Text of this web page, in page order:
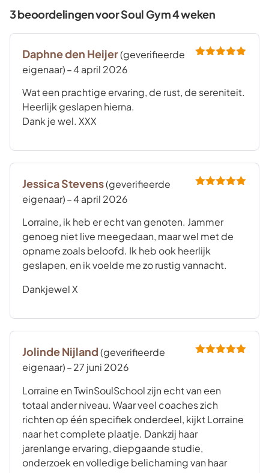
3 beoordelingen voorSoul Gym 4 weken
Daphne den Heijer(geverifieerde
eigenaar)–4 april 2026
Wat een prachtige ervaring, de rust, de sereniteit.
Heerlijk geslapen hierna.
Dank je wel. XXX
Jessica Stevens(geverifieerde
eigenaar)–4 april 2026
Lorraine, ik heb er echt van genoten. Jammer
genoeg niet live meegedaan, maar wel met de
opname zoals beloofd. Ik heb ook heerlijk
geslapen, en ik voelde me zo rustig vannacht.
Dankjewel X
Jolinde Nijland(geverifieerde
eigenaar)–27 juni 2026
Lorraine en TwinSoulSchool zijn echt van een
totaal ander niveau. Waar veel coaches zich
richten op één specifiek onderdeel, kijkt Lorraine
naar het complete plaatje. Dankzij haar
jarenlange ervaring, diepgaande studie,
onderzoek en volledige belichaming van haar